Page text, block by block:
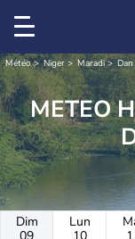
Météo Niger Maradi
METEO
Dim
09
Lun
10